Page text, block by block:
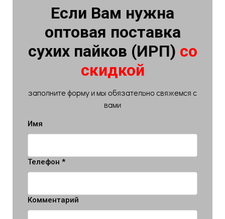
Если Вам нужна
оптовая поставка
сухих пайков (ИРП) со
скидкой
заполните форму и мы обязательно свяжемся с
вами
Имя
Телефон *
Комментарий